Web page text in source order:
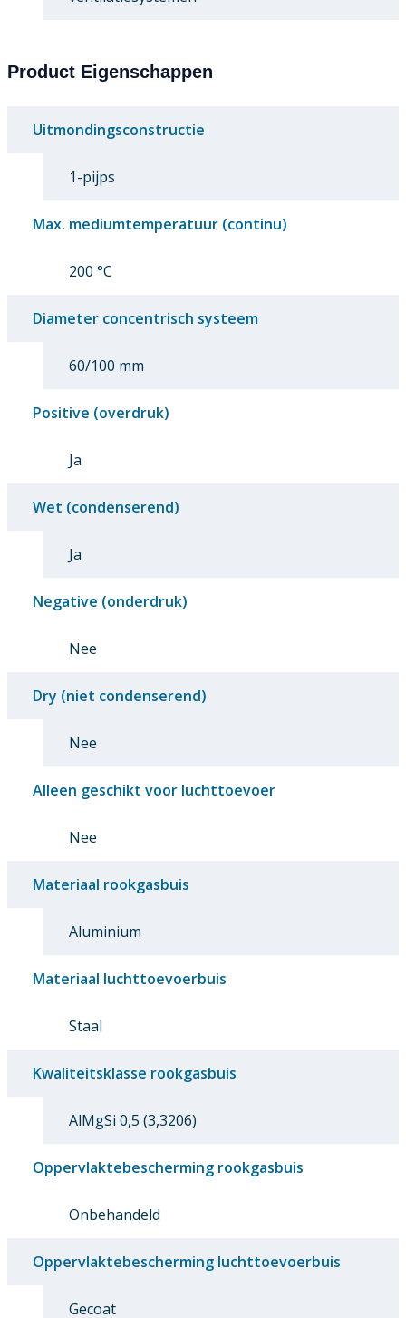
Product Eigenschappen
Uitmondingsconstructie
1-pijps
Max. mediumtemperatuur (continu)
200 °C
Diameter concentrisch systeem
60/100 mm
Positive (overdruk)
Ja
Wet (condenserend)
Ja
Negative (onderdruk)
Nee
Dry (niet condenserend)
Nee
Alleen geschikt voor luchttoevoer
Nee
Materiaal rookgasbuis
Aluminium
Materiaal luchttoevoerbuis
Staal
Kwaliteitsklasse rookgasbuis
AlMgSi 0,5 (3,3206)
Oppervlaktebescherming rookgasbuis
Onbehandeld
Oppervlaktebescherming luchttoevoerbuis
Gecoat